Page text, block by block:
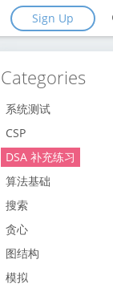
Sign Up
Categories
系统测试
CSP
DSA 补充练习
算法基础
搜索
贪心
图结构
模拟